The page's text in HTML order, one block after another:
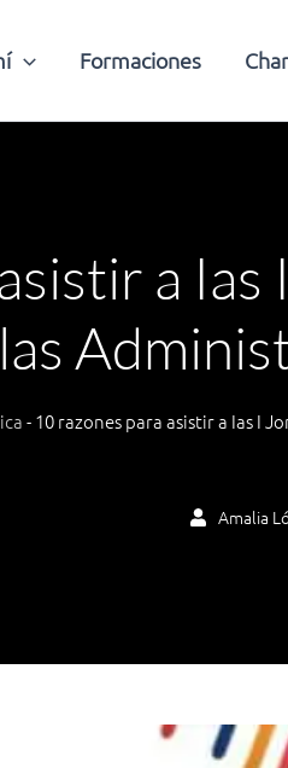
Formaciones
a
-10 razones para asistir a Ias I
Amalia